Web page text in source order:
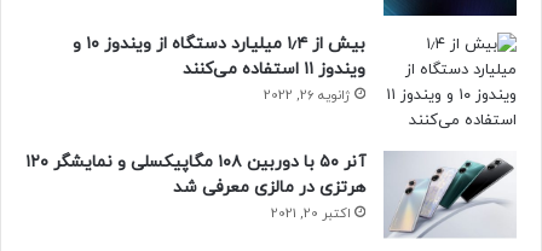
هدایت کرده است. استفاده از این روش، در سال ۲۰۱۰ میزان
مالیات پرداختی اپل را به حدود ۲ درصد از سود خالص این شرکت
کاهش داده است.
تحقیقات صورت گرفته نشان می‌دهد که این روند تا به امروز
خود را برای به حداقل رساندن مالیات پرداختی در خارج از ایالات
بیش از ۱٫۴ میلیارد دستگاه از ویندوز ۱۰ و
ویندوز ۱۱ استفاده می‌کنند
ژانویه 26, 2022
آنر ۵۰ با دوربین ۱۰۸ مگاپیکسلی و نمایشگر ۱۲۰
هرتزی در مالزی معرفی شد
اکتبر 20, 2021